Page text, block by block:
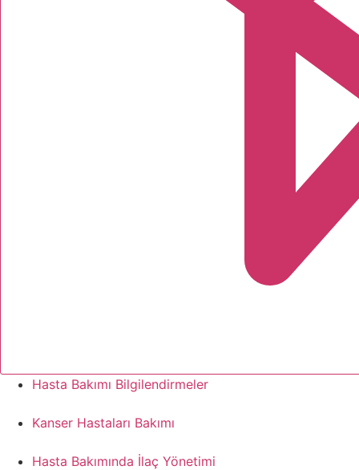
Hasta Bakımı Bilgilendirmeler
Kanser Hastaları Bakımı
Hasta Bakımında İlaç Yönetimi